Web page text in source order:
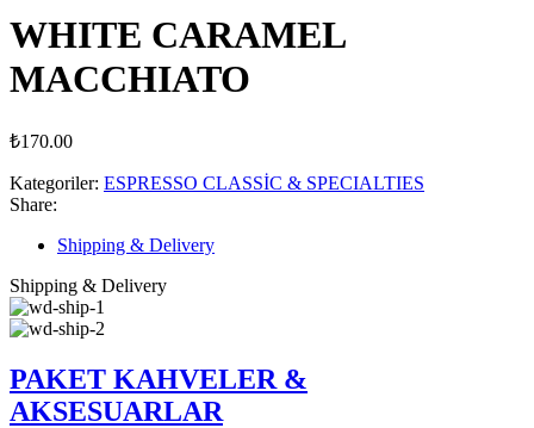
WHITE CARAMEL
MACCHIATO
₺170.00
Kategoriler: ESPRESSO CLASSİC & SPECIALTIES
Share:
Shipping & Delivery
Shipping & Delivery
PAKET KAHVELER &
AKSESUARLAR